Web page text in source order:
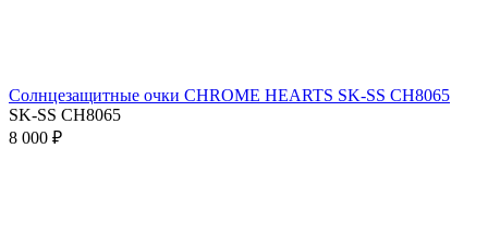
Солнцезащитные очки CHROME HEARTS SK-SS CH8065
SK-SS CH8065
8 000 ₽